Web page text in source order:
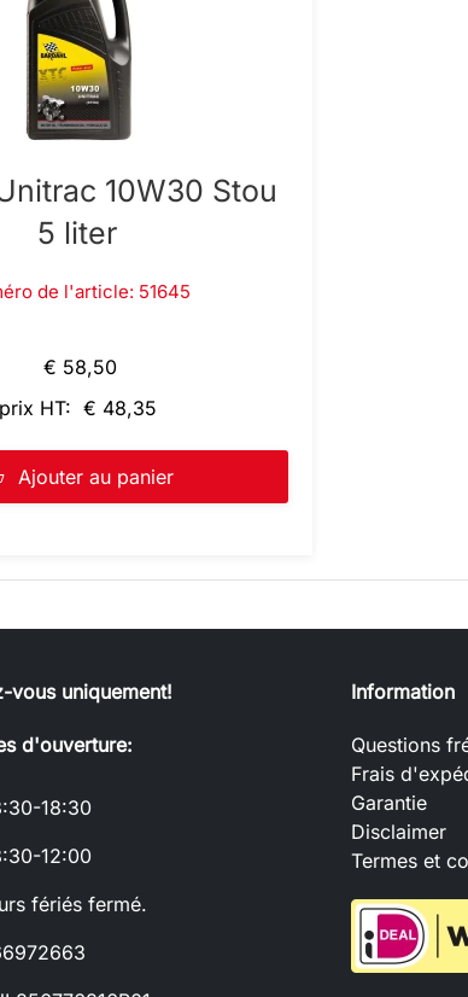
10W30 Stou
5 liter
de l'article: 51645
€ 58,50
prix HT: € 48,35
Ajouter au panier
vous uniquement!
d'ouverture:
18:30
12:00
fériés fermé.
Information
Questions
Frais
Garantie
Disclaimer
Termes et